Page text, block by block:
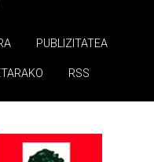
PUBLIZITATEA
RSS